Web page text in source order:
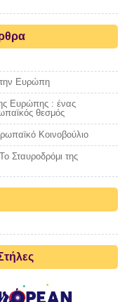
Ευρώπη
Ευρώπης : ένας
θεσμός
Κοινοβούλιο
Σταυροδρόμι της